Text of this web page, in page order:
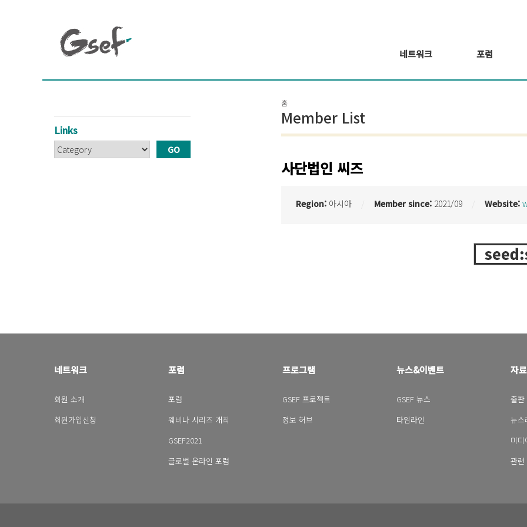
네트워크 포럼
GSEF2021
Links
홈
Member List
사단법인 씨즈
Region: 아시아 Member since: 2021/09 Website:
네트워크
회원 소개
회원가입신청
포럼
포럼
웨비나 시리즈 개최
GSEF2021
글로벌 온라인 포럼
프로그램
GSEF 프로젝트
정보 허브
뉴스&이벤트
GSEF 뉴스
타임라인
자
출판
뉴스
미디
관련